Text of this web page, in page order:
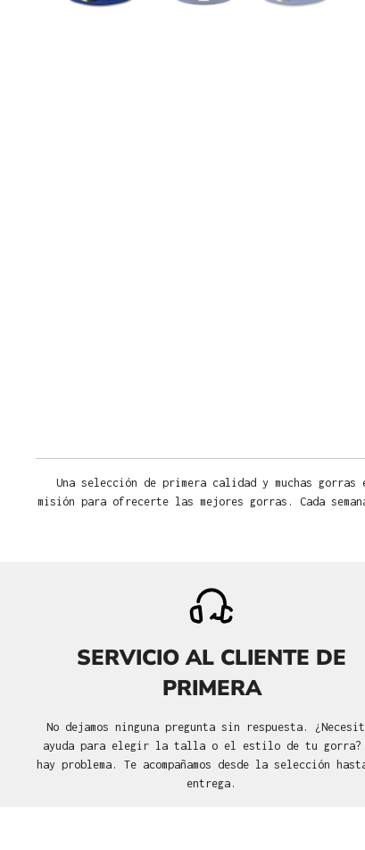
Una selección de primera calidad y muchas
misión para ofrecerte las mejores gorras. Cada
SERVICIO AL CLIENTE DE
PRIMERA
No dejamos ninguna pregunta sin respuesta.
ayuda para elegir la talla o el estilo de tu gorra?
hay problema. Te acompañamos desde la selección
entrega.